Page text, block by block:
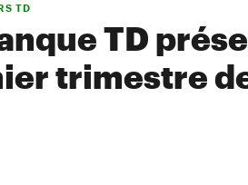
TD
TD
trimestre